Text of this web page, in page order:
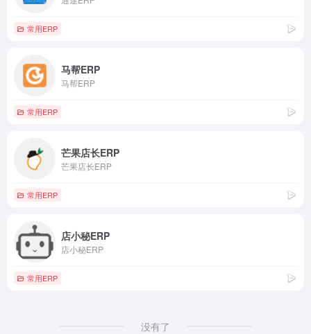
常用ERP
马帮ERP
马帮ERP
常用ERP
芒果店长ERP
芒果店长ERP
常用ERP
店小秘ERP
店小秘ERP
常用ERP
没有了